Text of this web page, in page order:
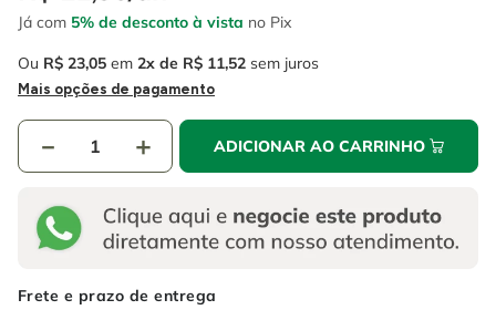
Já com 5% de desconto à vista no Pix
Ou R$ 23,05 em 2 R$ 11,52 sem juros
Mais opções de pagamento
＋
－ ADICIONAR AO CARRINHO
7º serra copo
8º disco corte
chave impacto
º escada
º fio
disco corte
chave impacto